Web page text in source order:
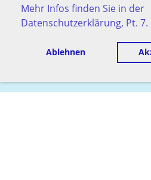
Mehr Infos finden Sie in der
Datenschutzerklärung, Pt. 7.
Ablehnen